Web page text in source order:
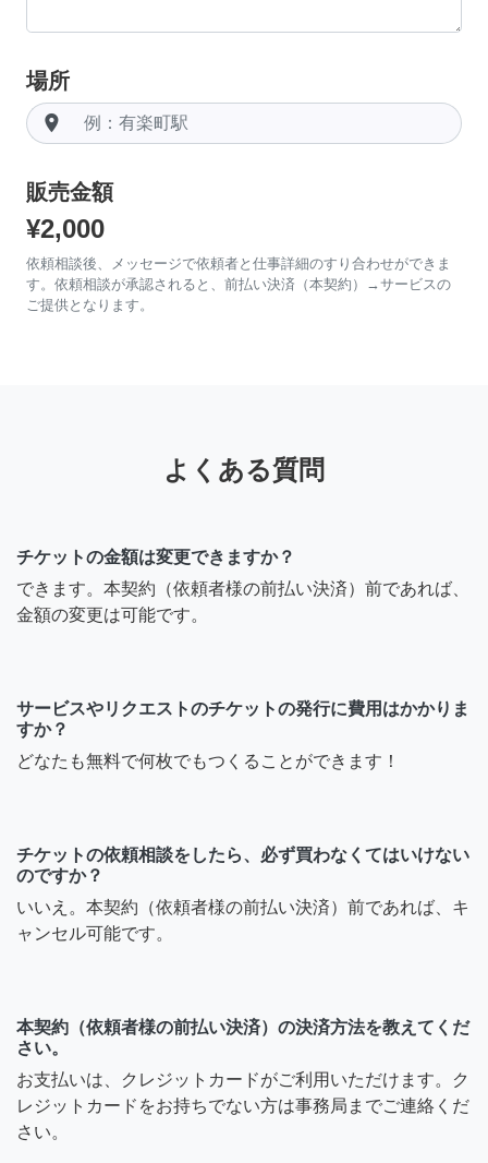
場所
room
販売金額
¥2,000
依頼相談後、メッセージで依頼者と仕事詳細のすり合わせができま
す。依頼相談が承認されると、前払い決済（本契約）→サービスの
ご提供となります。
よくある質問
チケットの金額は変更できますか？
できます。本契約（依頼者様の前払い決済）前であれば、
金額の変更は可能です。
サービスやリクエストのチケットの発行に費用はかかりま
すか？
どなたも無料で何枚でもつくることができます！
チケットの依頼相談をしたら、必ず買わなくてはいけない
のですか？
いいえ。本契約（依頼者様の前払い決済）前であれば、キ
ャンセル可能です。
本契約（依頼者様の前払い決済）の決済方法を教えてくだ
さい。
お支払いは、クレジットカードがご利用いただけます。ク
レジットカードをお持ちでない方は事務局までご連絡くだ
さい。